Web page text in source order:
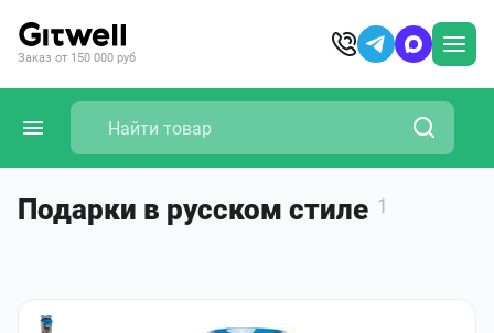
Заказ от 150 000 руб
Подарки в русском стиле 1